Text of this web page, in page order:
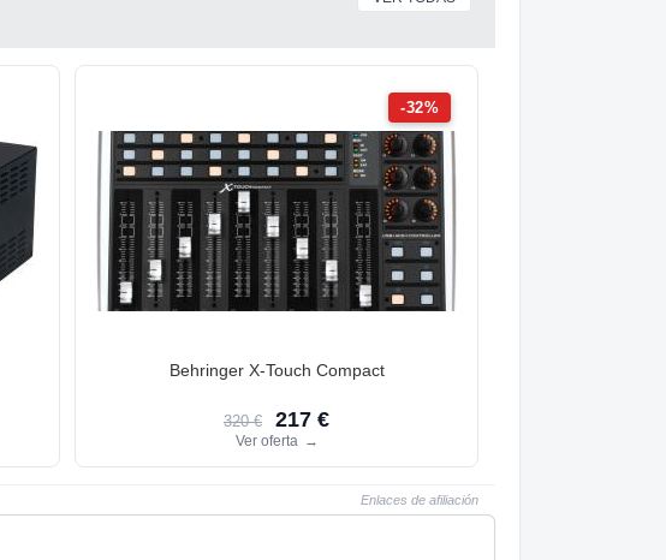
-32%
Behringer X-Touch Compact
320 € 217 €
Ver oferta →
Enlaces de afiliación